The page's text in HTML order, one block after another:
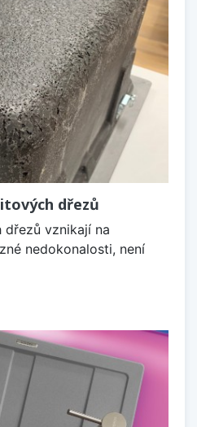
dřezů
vznikají na
nedokonalosti, není